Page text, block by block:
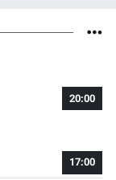
20:00
17:00